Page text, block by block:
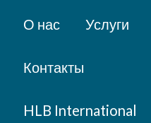
О нас Услуги
Контакты
HLB International